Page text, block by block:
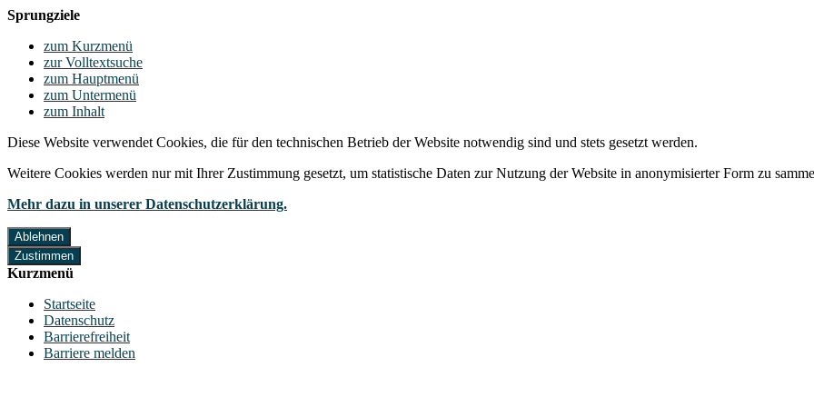
Sprungziele
zum Kurzmenü
zur Volltextsuche
zum Hauptmenü
zum Untermenü
zum Inhalt
Diese Website verwendet Cookies, die für den technischen Betrieb der Website notwendig sind und stets gesetzt werden.
Weitere Cookies werden nur mit Ihrer Zustimmung gesetzt, um statistische Daten zur Nutzung der Website in anonymisierter Form zu
Mehr dazu in unserer Datenschutzerklärung.
Ablehnen
Zustimmen
Kurzmenü
Startseite
Datenschutz
Barrierefreiheit
Barriere melden